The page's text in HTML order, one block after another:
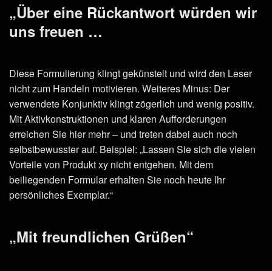
„Über eine Rückantwort würden wir
uns freuen …
Diese Formulierung klingt gekünstelt und wird den Leser
nicht zum Handeln motivieren. Weiteres Minus: Der
verwendete Konjunktiv klingt zögerlich und wenig positiv.
Mit Aktivkonstruktionen und klaren Aufforderungen
erreichen Sie hier mehr – und treten dabei auch noch
selbstbewusster auf. Beispiel: „Lassen Sie sich die vielen
Vorteile von Produkt xy nicht entgehen. Mit dem
beiliegenden Formular erhalten Sie noch heute Ihr
persönliches Exemplar.“
„Mit freundlichen Grüßen“